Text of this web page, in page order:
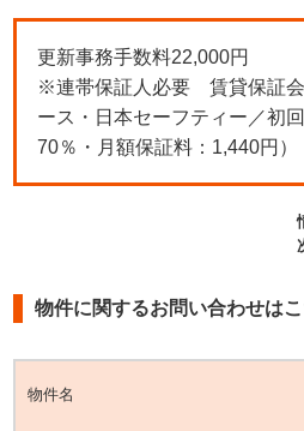
更新事務手数料22,000円
※連帯保証人必要 賃貸保証
ース・日本セーフティー ／初
70％・月額保証料：1,440円）
物件に関するお問い合わせは
物件名